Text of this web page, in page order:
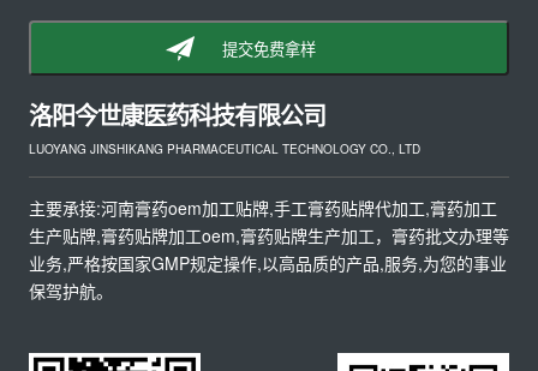
提交免费拿样
洛阳今世康医药科技有限公司
LUOYANG JINSHIKANG PHARMACEUTICAL TECHNOLOGY CO., LTD
主要承接:河南膏药oem加工贴牌,手工膏药贴牌代加工,膏药加工
生产贴牌,膏药贴牌加工oem,膏药贴牌生产加工，膏药批文办理等
业务,严格按国家GMP规定操作,以高品质的产品,服务,为您的事业
保驾护航。